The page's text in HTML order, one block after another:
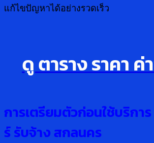
แก้ไขปัญหาได้อย่างรวดเร็ว
ดู ตาราง ราคา
การเตรียมตัวก่อนใช้บริการ
ร์ รับจ้าง สกลนคร